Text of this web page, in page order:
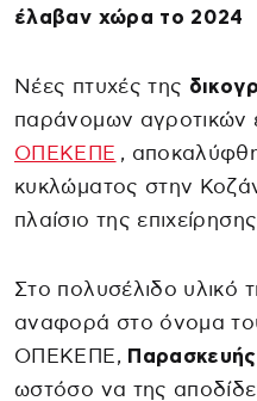
έλαβαν χώρα το 2024
Νέες πτυχές της
παράνομων αγροτικών
ΟΠΕΚΕΠΕ ,
κυκλώματος στην
πλαίσιο της
Στο πολυσέλιδο υλικό
αναφορά στο όνομα
ΟΠΕΚΕΠΕ,
ωστόσο να της